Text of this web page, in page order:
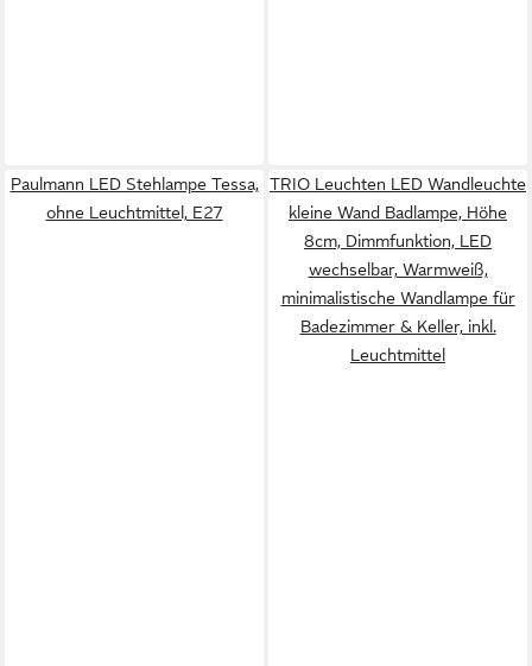
Paulmann LED Stehlampe Tessa,
ohne Leuchtmittel, E27
TRIO Leuchten LED Wandleuchte
kleine Wand Badlampe, Höhe
8cm, Dimmfunktion, LED
wechselbar, Warmweiß,
minimalistische Wandlampe für
Badezimmer & Keller, inkl.
Leuchtmittel